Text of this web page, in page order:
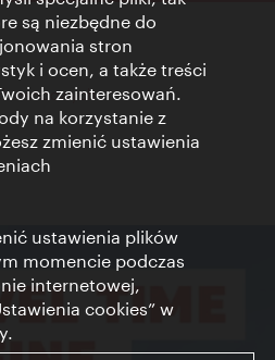
osobowych
są niezbędne do
stron
i ocen, a także treści
zainteresowań.
na korzystanie z
zmienić ustawienia
ustawienia plików
momencie podczas
internetowej,
cookies” w